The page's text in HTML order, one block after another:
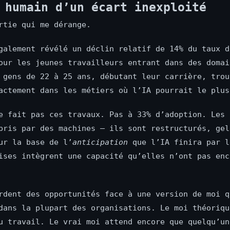
humain d’un écart inexploité
qui me dérange.
révélé un déclin relatif de 14% du taux
les jeunes travailleurs entrant dans des
de 22 à 25 ans, débutant leur carrière,
dans les métiers où l’IA pourrait le
fait pas ces travaux. Pas à 33% d’adoption. Les
par des machines — ils sont restructurés,
la base de l’anticipation que l’IA finira par
intègrent une capacité qu’elles n’ont pas
des opportunités face à une version de moi
la plupart des organisations. Le moi
travail. Le vrai moi attend encore que